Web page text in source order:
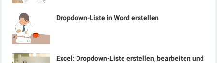
Dropdown-Liste in Word erstellen
Excel: Dropdown-Liste erstellen, bearbeiten und